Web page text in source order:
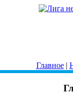
Главное|